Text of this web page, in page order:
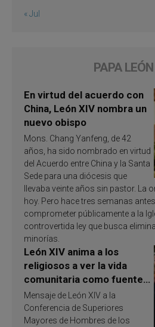
« Jul
PAPA
En virtud del acuerdo con
China, León XIV nombra un
nuevo obispo
Mons. Chang Yanfeng, de 42
años, ha sido nombrado en virtud
del Acuerdo entre China y la Santa
Sede para una diócesis que
llevaba veinte años sin pastor. La
hoy. Pero hace tres semanas
comprometer públicamente a la
controvertida ley que busca
minorías.
León XIV anima a los
religiosos a ver la vida
comunitaria como fuente
de inspiración y
santificación
Mensaje de León XIV a la
Conferencia de Superiores
Mayores de Hombres de los